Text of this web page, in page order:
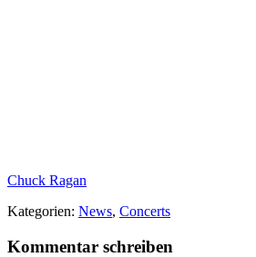
Chuck Ragan
Kategorien: News, Concerts
Kommentar schreiben